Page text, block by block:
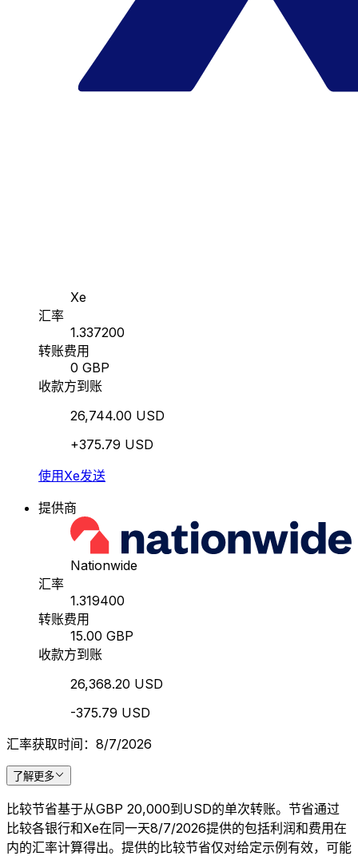
Xe
汇率
1.337200
转账费用
0 GBP
收款方到账
26,744.00 USD
+375.79 USD
使用Xe发送
提供商
Nationwide
汇率
1.319400
转账费用
15.00 GBP
收款方到账
26,368.20 USD
-375.79 USD
汇率获取时间：8/7/2026
了解更多
比较节省基于从GBP 20,000到USD的单次转账。节省通过
比较各银行和Xe在同一天8/7/2026提供的包括利润和费用在
内的汇率计算得出。提供的比较节省仅对给定示例有效，可能